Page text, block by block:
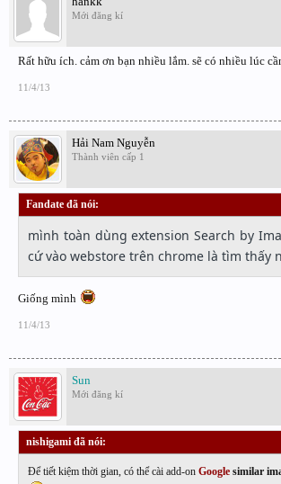
Mới đăng kí
Rất hữu ích. cảm ơn bạn nhiều lắm. sẽ có nhiều lúc
11/4/13
Hải Nam Nguyễn
Thành viên cấp 1
Fandate đã nói:
mình toàn dùng extension Search by
cứ vào webstore trên chrome là tìm thấy
Giống mình
11/4/13
Sun
Mới đăng kí
nishigami đã nói:
Để tiết kiệm thời gian, có thể cài add-onGoogle similar